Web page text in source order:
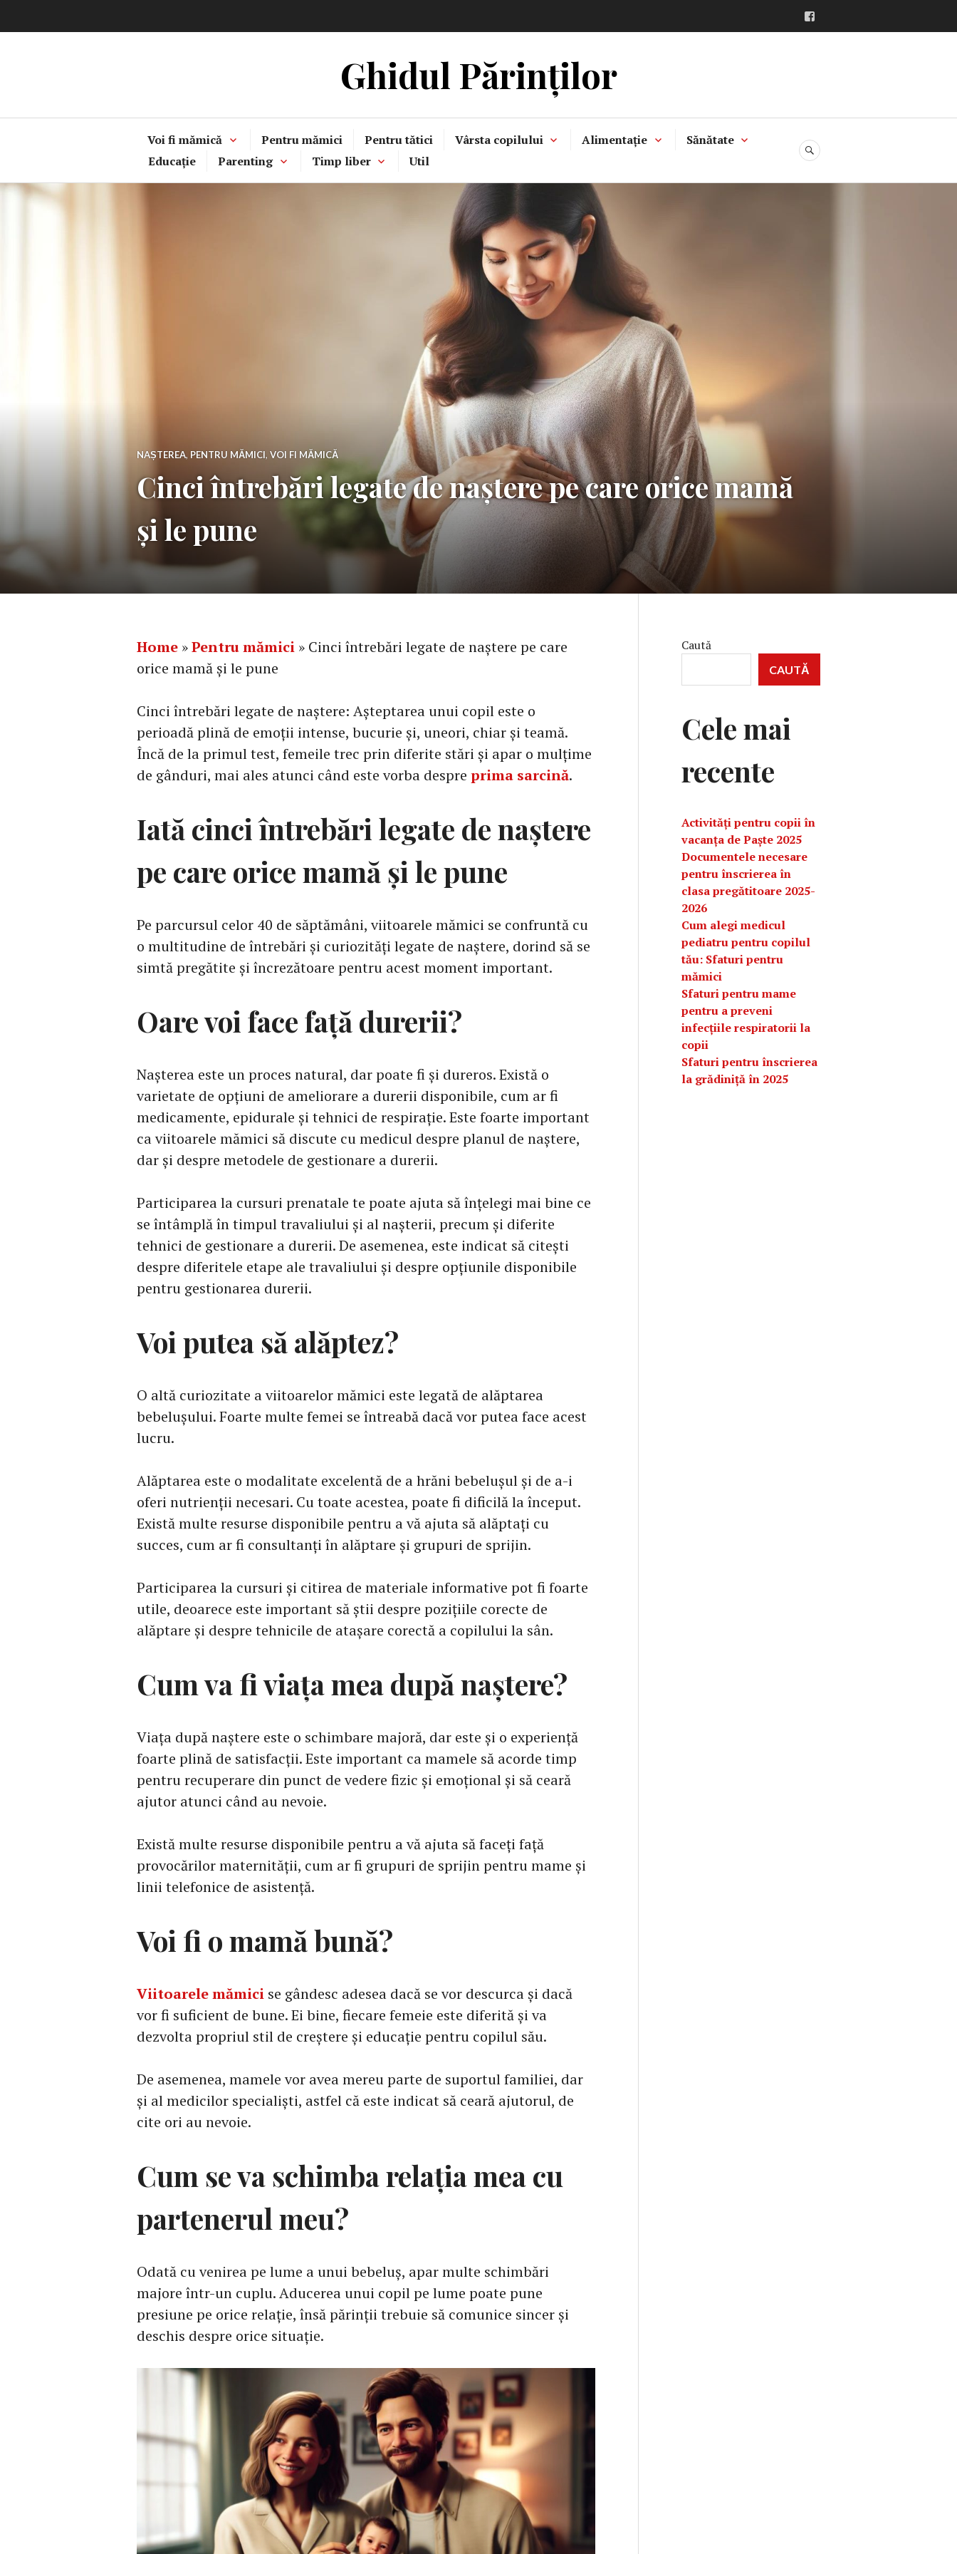
la
Ghidul Părinților
Voi fi mămică Pentru mămici Pentru tătici Vârsta copilului Alimentație
Sănătate
Educație
Parenting Timp liber Util
CĂUTARE
NAȘTEREA, PENTRU MĂMICI, VOI FI MĂMICĂ
Cinci întrebări legate de naștere pe care orice mamă
și le pune
Home »Pentru mămici » Cinci întrebări legate de naștere pe care
orice mamă și le pune
Cinci întrebări legate de naștere: Așteptarea unui copil este o
perioadă plină de emoții intense, bucurie și, uneori, chiar și teamă.
Încă de la primul test, femeile trec prin diferite stări și apar o mulțime
de gânduri, mai ales atunci când este vorba despre prima sarcină.
Iată cinci întrebări legate de naștere
pe care orice mamă și le pune
Pe parcursul celor 40 de săptămâni, viitoarele mămici se confruntă cu
o multitudine de întrebări și curiozități legate de naștere, dorind să se
simtă pregătite și încrezătoare pentru acest moment important.
Oare voi face față durerii?
Nașterea este un proces natural, dar poate fi și dureros. Există o
varietate de opțiuni de ameliorare a durerii disponibile, cum ar fi
medicamente, epidurale și tehnici de respirație. Este foarte important
ca viitoarele mămici să discute cu medicul despre planul de naștere,
dar și despre metodele de gestionare a durerii.
Participarea la cursuri prenatale te poate ajuta să înțelegi mai bine ce
se întâmplă în timpul travaliului și al nașterii, precum și diferite
tehnici de gestionare a durerii. De asemenea, este indicat să citești
despre diferitele etape ale travaliului și despre opțiunile disponibile
pentru gestionarea durerii.
Voi putea să alăptez?
O altă curiozitate a viitoarelor mămici este legată de alăptarea
bebelușului. Foarte multe femei se întreabă dacă vor putea face acest
lucru.
Alăptarea este o modalitate excelentă de a hrăni bebelușul și de a-i
oferi nutrienții necesari. Cu toate acestea, poate fi dificilă la început.
Există multe resurse disponibile pentru a vă ajuta să alăptați cu
succes, cum ar fi consultanți în alăptare și grupuri de sprijin.
Participarea la cursuri și citirea de materiale informative pot fi foarte
utile, deoarece este important să știi despre pozițiile corecte de
alăptare și despre tehnicile de atașare corectă a copilului la sân.
Cum va fi viața mea după naștere?
Viața după naștere este o schimbare majoră, dar este și o experiență
foarte plină de satisfacții. Este important ca mamele să acorde timp
pentru recuperare din punct de vedere fizic și emoțional și să ceară
ajutor atunci când au nevoie.
Există multe resurse disponibile pentru a vă ajuta să faceți față
provocărilor maternității, cum ar fi grupuri de sprijin pentru mame și
linii telefonice de asistență.
Voi fi o mamă bună?
Viitoarele mămici se gândesc adesea dacă se vor descurca și dacă
vor fi suficient de bune. Ei bine, fiecare femeie este diferită și va
dezvolta propriul stil de creștere și educație pentru copilul său.
De asemenea, mamele vor avea mereu parte de suportul familiei, dar
și al medicilor specialiști, astfel că este indicat să ceară ajutorul, de
cite ori au nevoie.
Cum se va schimba relația mea cu
partenerul meu?
Odată cu venirea pe lume a unui bebeluș, apar multe schimbări
majore într-un cuplu. Aducerea unui copil pe lume poate pune
presiune pe orice relație, însă părinții trebuie să comunice sincer și
deschis despre orice situație.
Caută
CAUTĂ
Cele mai
recente
Activități pentru copii în
vacanța de Paște 2025
Documentele necesare
pentru înscrierea în
clasa pregătitoare 2025-
2026
Cum alegi medicul
pediatru pentru copilul
tău: Sfaturi pentru
mămici
Sfaturi pentru mame
pentru a preveni
infecțiile respiratorii la
copii
Sfaturi pentru înscrierea
la grădiniță în 2025